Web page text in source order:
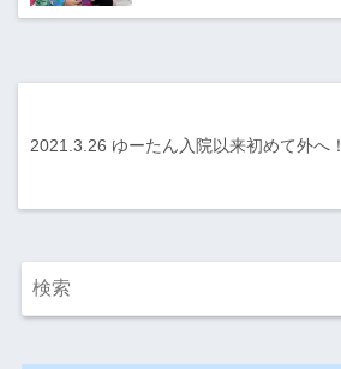
2021.3.26 ゆーたん入院以来初めて外へ！